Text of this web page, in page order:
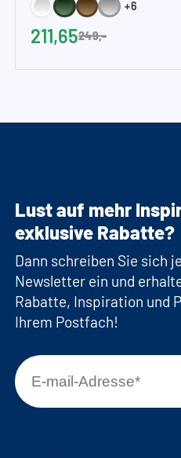
+6
211,65249,-
Lust auf mehr
exklusive Rabatte?
Dann schreiben Sie sich
Newsletter ein und
Rabatte, Inspiration und
Ihrem Postfach!